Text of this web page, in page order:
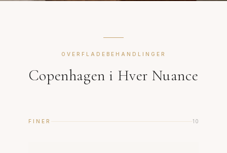
OVERFLADEBEHANDLINGER
Copenhagen i Hver Nuance
FINER 10